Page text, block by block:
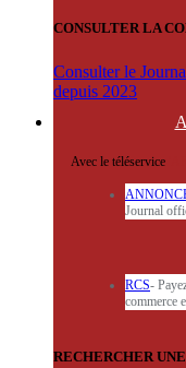
CONSULTER LA
Consulter le
depuis 2023
Avec le téléservice
Journal
RCS-
commerce
RECHERCHER